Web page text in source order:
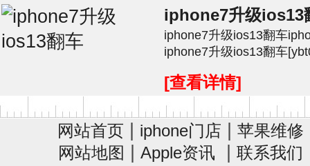
iphone7升级ios13
iphone7升级ios13翻车
iphone7升级ios13翻车
[查看详情]
网站首页 iphone门店 苹果维修
网站地图 Apple资讯 联系我们